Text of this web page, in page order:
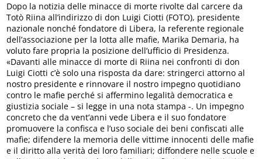
Dopo la notizia delle minacce di morte rivolte dal carcere da
Totò Riina all’indirizzo di don Luigi Ciotti (FOTO), presidente
nazionale nonché fondatore di Libera, la referente regionale
dell’associazione per la lotta alle mafie, Marika Demaria, ha
voluto fare propria la posizione dell’ufficio di Presidenza.
«Davanti alle minacce di morte di Riina nei confronti di don
Luigi Ciotti c’è solo una risposta da dare: stringerci attorno al
nostro presidente e rinnovare il nostro impegno quotidiano
contro le mafie perché si affermino legalità democratica e
giustizia sociale – si legge in una nota stampa -. Un impegno
concreto che da vent’anni vede Libera e il suo fondatore
promuovere la confisca e l’uso sociale dei beni confiscati alle
mafie; difendere la memoria delle vittime innocenti delle mafie
e il diritto alla verità dei loro familiari; diffondere nelle scuole e